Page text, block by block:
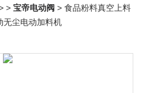
>宝帝电动阀 > 食品粉料真空上料
无尘电动加料机